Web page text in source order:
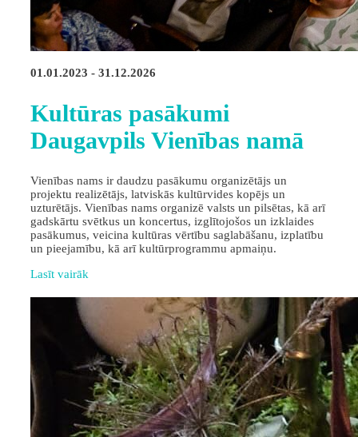
01.01.2023 - 31.12.2026
Kultūras pasākumi
Daugavpils Vienības namā
Vienības nams ir daudzu pasākumu organizētājs un
projektu realizētājs, latviskās kultūrvides kopējs un
uzturētājs. Vienības nams organizē valsts un pilsētas, kā arī
gadskārtu svētkus un koncertus, izglītojošos un izklaides
pasākumus, veicina kultūras vērtību saglabāšanu, izplatību
un pieejamību, kā arī kultūrprogrammu apmaiņu.
Lasīt vairāk